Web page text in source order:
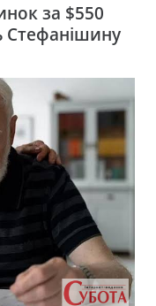
за $550
Стефанішину